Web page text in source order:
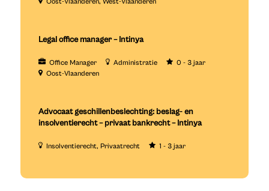
Oost-Vlaanderen West-Vlaanderen
Legal office manager – Intinya
Office Manager Administratie
0 - 3 jaar
Oost-Vlaanderen
Advocaat geschillenbeslechting: beslag- en
insolventierecht – privaat bankrecht – Intinya
Insolventierecht Privaatrecht 1 - 3 jaar